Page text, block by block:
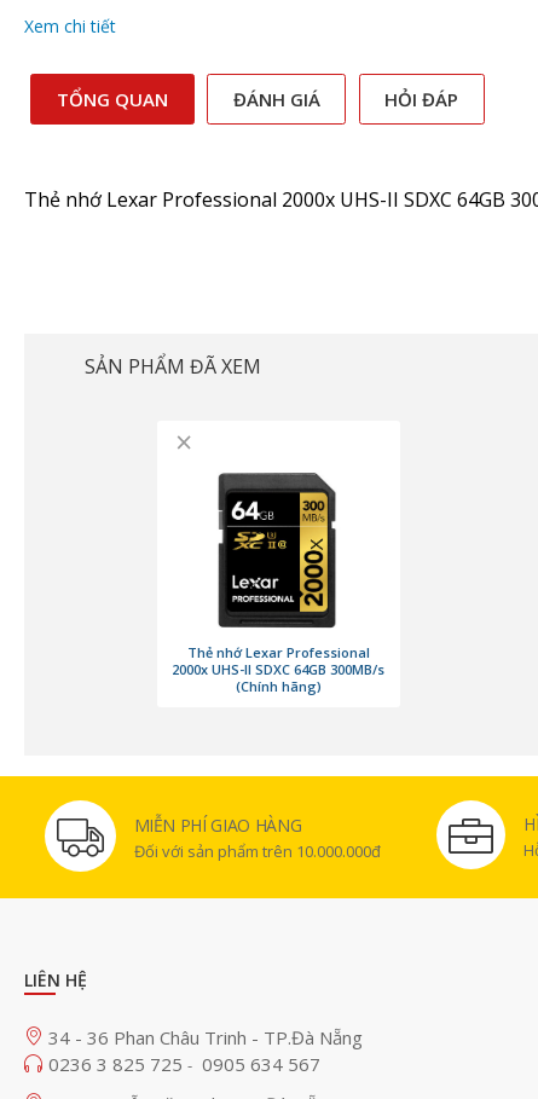
Xem chi tiết
TỔNG QUAN ĐÁNH GIÁ HỎI ĐÁP
Thẻ nhớ Lexar Professional 2000x UHS-II SDXC 64GB
SẢN PHẨM ĐÃ XEM
×
Thẻ nhớ Lexar Professional
2000x UHS-II SDXC 64GB 300MB/s
(Chính hãng)
MIỄN PHÍ GIAO HÀNG
Đối với sản phẩm trên 10.000.000đ
LIÊN HỆ
34 - 36 Phan Châu Trinh - TP.Đà Nẵng
0236 3 825 725 - 0905 634 567